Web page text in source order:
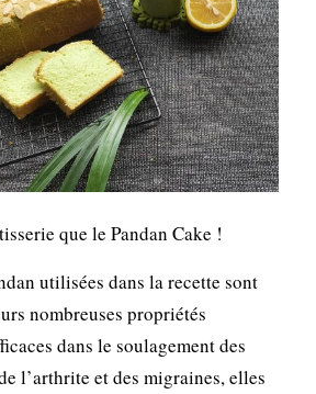
que le Pandan Cake !
utilisées dans la recette sont
nombreuses propriétés
dans le soulagement des
l’arthrite et des migraines, elles